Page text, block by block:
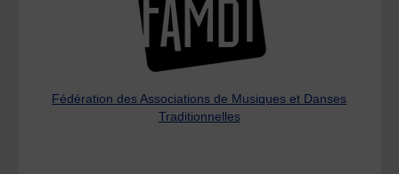
Fédération des Associations de Musiques et Danses
Traditionnelles